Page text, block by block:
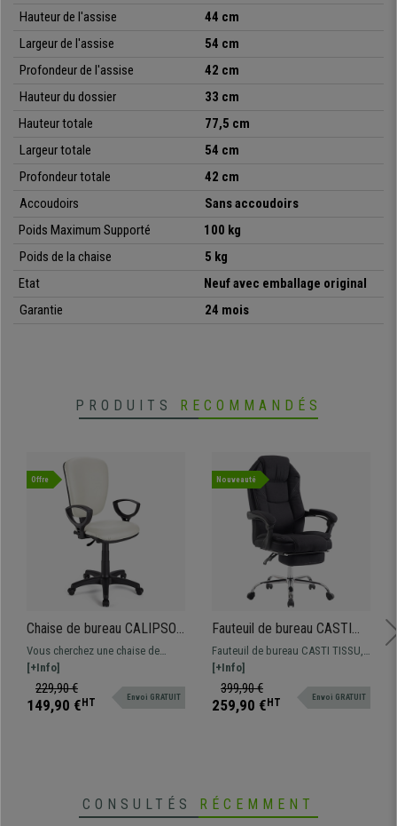
Pratiqueetfonctionnelle , cette chaise est également
livrée entièrement montée
pour uneutilisation immédiate
Chaisepro, avec un une garantie de 2 ans.
• Assise et dossier en polypropylène
•Structure robuste en acier
Hauteur de l'assise
44 cm
Largeur de l'assise
54 cm
Profondeur de l'assise
42 cm
Hauteur du dossier
33 cm
Hauteurtotale
77,5 cm
Largeurtotale
54 cm
Profondeurtotale
42 cm
Accoudoirs
Sans accoudoirs
Poids Maximum Supporté
100 kg
Poids de la chaise
5 kg
Etat
Neuf avec emballage original
Garantie
24 mois
PRODUITS RECOMMANDÉS
Offre
Chaise de bureau CALIPSO
CUIR, Dossier Ajustable,
Avec Accoudoirs, Blanc
Vous cherchez une chaise de
qualité à un prix imbattable? Voici
un modèle confortable et
résistant, idéal pour une
[+Info]
229,90 €
149,90 € HT Envoi GRATUIT
Nouveauté
Fauteuil de bureau CASTI
TISSU, Repose-pieds
Extensible, Grand
Rembourrage, Noir
Fauteuil de bureau CASTI TISSU,
Grand rembourrage avec
revêtement en tissu disponible en
différentes couleurs et grande
[+Info]
399,90 €
259,90 € HT Envoi GRATUIT
CONSULTÉS RÉCEMMENT